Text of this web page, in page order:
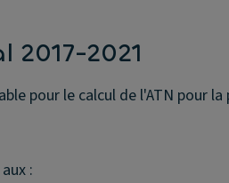
2017-2021
pour le calcul de l'ATN pour
: